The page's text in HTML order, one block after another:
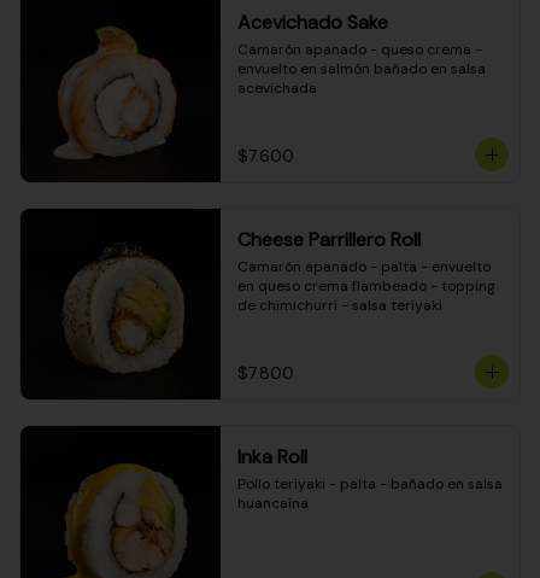
Acevichado Sake
Camarón apanado - queso crema -
envuelto en salmón bañado en salsa
acevichada
$7.600
Cheese Parrillero Roll
Camarón apanado - palta - envuelto
en queso crema flambeado - topping
de chimichurri - salsa teriyaki
$7.800
Inka Roll
Pollo teriyaki - palta - bañado en salsa
huancaína